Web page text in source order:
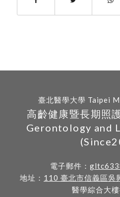
臺北醫學大學 Taipei
高齡健康暨長期照
Gerontology and
電子郵件：
地址： 110 臺北市信義區吳
醫學綜合大